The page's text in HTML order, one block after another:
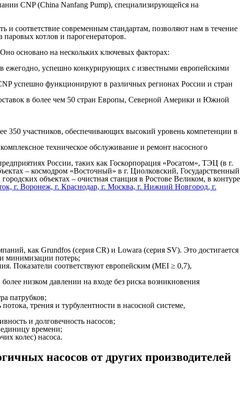
CNP (China Nanfang Pump), специализирующейся на
соответствие современным стандартам, позволяют нам в течение
котлов и парогенераторов.
основано на нескольких ключевых факторах:
ежегодно, успешно конкурирующих с известными европейскими
успешно функционируют в различных регионах России и стран
в более чем 50 стран Европы, Северной Америки и Южной
350 участников, обеспечивающих высокий уровень компетенции в
техническое обслуживание и ремонт насосного
России, таких как Госкорпорация «Росатом», ТЭЦ (в г.
– космодром «Восточный» в г. Циолковский, Государственный
объектах – очистная станция в Ростове Великом, в контуре
г. Воронеж, г. Краснодар, г. Москва, г. Нижний Новгород, г.
как Grundfos (серия CR) и Lowara (серия SV). Это достигается
минимизации потерь;
Показатели соответствуют европейским (MEI ≥ 0,7),
низком давлении на входе без риска возникновения
патрубков;
трения и турбулентности в насосной системе,
и долговечность насосов;
времени;
колес) насоса.
насосов от других производителей